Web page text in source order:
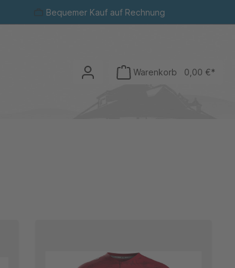
Bequemer Kauf auf Rechnung
Warenkorb 0,00 €*